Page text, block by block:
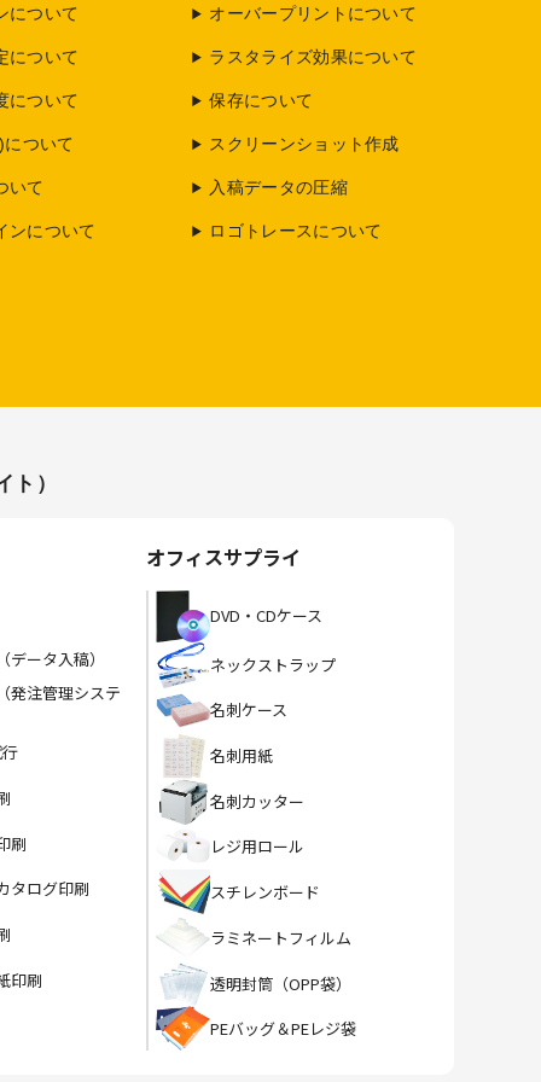
について
について
について
ついて
いて
ンについて
オーバープリントについて
ラスタライズ効果について
保存について
スクリーンショット作成
入稿データの圧縮
ロゴトレースについて
ト）
データ入稿）
発注管理システ
刷
タログ印刷
印刷
オフィスサプライ
DVD・CDケース
ネックストラップ
名刺ケース
名刺用紙
名刺カッター
レジ用ロール
スチレンボード
ラミネートフィルム
透明封筒（OPP袋）
PEバッグ＆PEレジ袋